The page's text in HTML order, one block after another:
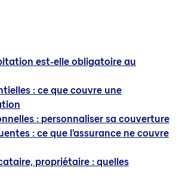
est-elle obligatoire au
: ce que couvre une
: personnaliser sa couverture
: ce que l'assurance ne couvre
propriétaire : quelles